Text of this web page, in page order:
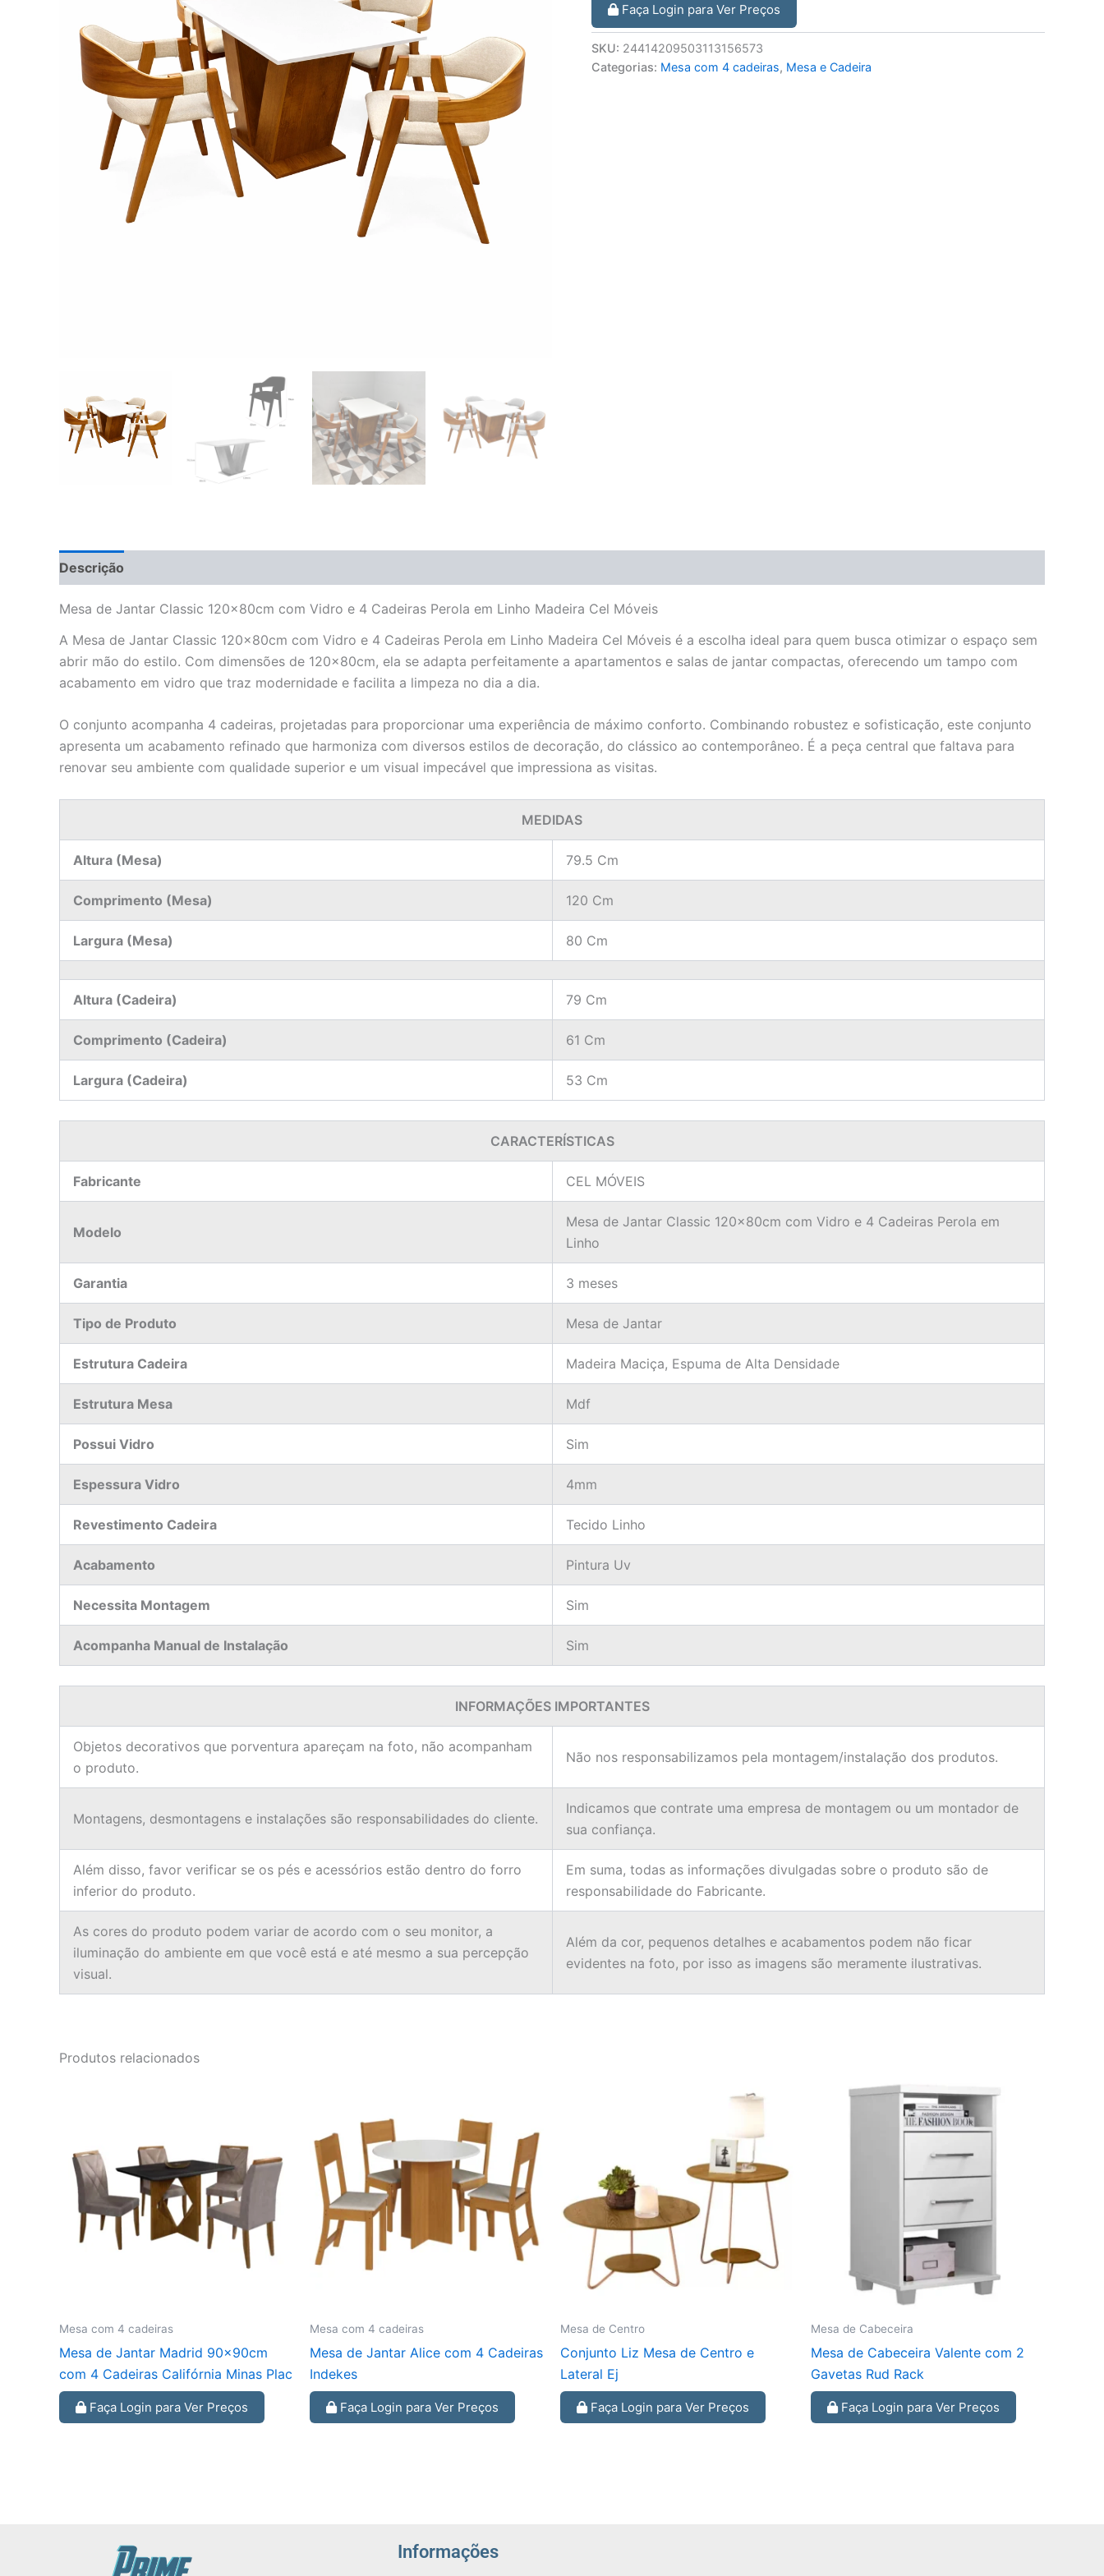
Faça Login para Ver Preços
SKU: 24414209503113156573
Categorias: Mesa com 4 cadeiras, Mesa e Cadeira
Descrição
Mesa de Jantar Classic 120x80cm com Vidro e 4 Cadeiras Perola em Linho Madeira Cel Móveis
A Mesa de Jantar Classic 120x80cm com Vidro e 4 Cadeiras Perola em Linho Madeira Cel Móveis é a escolha ideal para quem busca otimizar o espaço sem
abrir mão do estilo. Com dimensões de 120x80cm, ela se adapta perfeitamente a apartamentos e salas de jantar compactas, oferecendo um tampo com
acabamento em vidro que traz modernidade e facilita a limpeza no dia a dia.
O conjunto acompanha 4 cadeiras, projetadas para proporcionar uma experiência de máximo conforto. Combinando robustez e sofisticação, este conjunto
apresenta um acabamento refinado que harmoniza com diversos estilos de decoração, do clássico ao contemporâneo. É a peça central que faltava para
renovar seu ambiente com qualidade superior e um visual impecável que impressiona as visitas.
MEDIDAS
Altura (Mesa) 79.5 Cm
Comprimento (Mesa) 120 Cm
Largura (Mesa) 80 Cm
Altura (Cadeira) 79 Cm
Comprimento (Cadeira) 61 Cm
Largura (Cadeira) 53 Cm
CARACTERÍSTICAS
Fabricante CEL MÓVEIS
Modelo
Mesa de Jantar Classic 120x80cm com Vidro e 4 Cadeiras Perola em
Linho
Garantia 3 meses
Tipo de Produto Mesa de Jantar
Estrutura Cadeira Madeira Maciça, Espuma de Alta Densidade
Estrutura Mesa Mdf
Possui Vidro Sim
Espessura Vidro 4mm
Revestimento Cadeira Tecido Linho
Acabamento Pintura Uv
Necessita Montagem Sim
Acompanha Manual de Instalação Sim
INFORMAÇÕES IMPORTANTES
Objetos decorativos que porventura apareçam na foto, não acompanham
o produto.
Não nos responsabilizamos pela montagem/instalação dos produtos.
Montagens, desmontagens e instalações são responsabilidades do cliente.
Indicamos que contrate uma empresa de montagem ou um montador de
sua confiança.
Além disso, favor verificar se os pés e acessórios estão dentro do forro
inferior do produto.
Em suma, todas as informações divulgadas sobre o produto são de
responsabilidade do Fabricante.
As cores do produto podem variar de acordo com o seu monitor, a
iluminação do ambiente em que você está e até mesmo a sua percepção
visual.
Além da cor, pequenos detalhes e acabamentos podem não ficar
evidentes na foto, por isso as imagens são meramente ilustrativas.
Produtos relacionados
Mesa com 4 cadeiras
Mesa de Jantar Madrid 90x90cm
com 4 Cadeiras Califórnia Minas Plac
Faça Login para Ver Preços
Mesa com 4 cadeiras
Mesa de Jantar Alice com 4 Cadeiras
Indekes
Faça Login para Ver Preços
Mesa de Centro
Conjunto Liz Mesa de Centro e
Lateral Ej
Faça Login para Ver Preços
Mesa de Cabeceira
Mesa de Cabeceira Valente com 2
Gavetas Rud Rack
Faça Login para Ver Preços
Informações